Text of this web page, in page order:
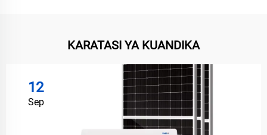
KARATASI YA KUANDIKA
12
Sep